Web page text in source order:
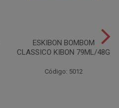
ESKIBON BOMBOM
CLASSICO KIBON 79ML/48G
Código: 5012